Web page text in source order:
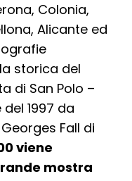
Colonia,
Alicante ed
storica del
di San Polo –
1997 da
Fall di
viene
mostra